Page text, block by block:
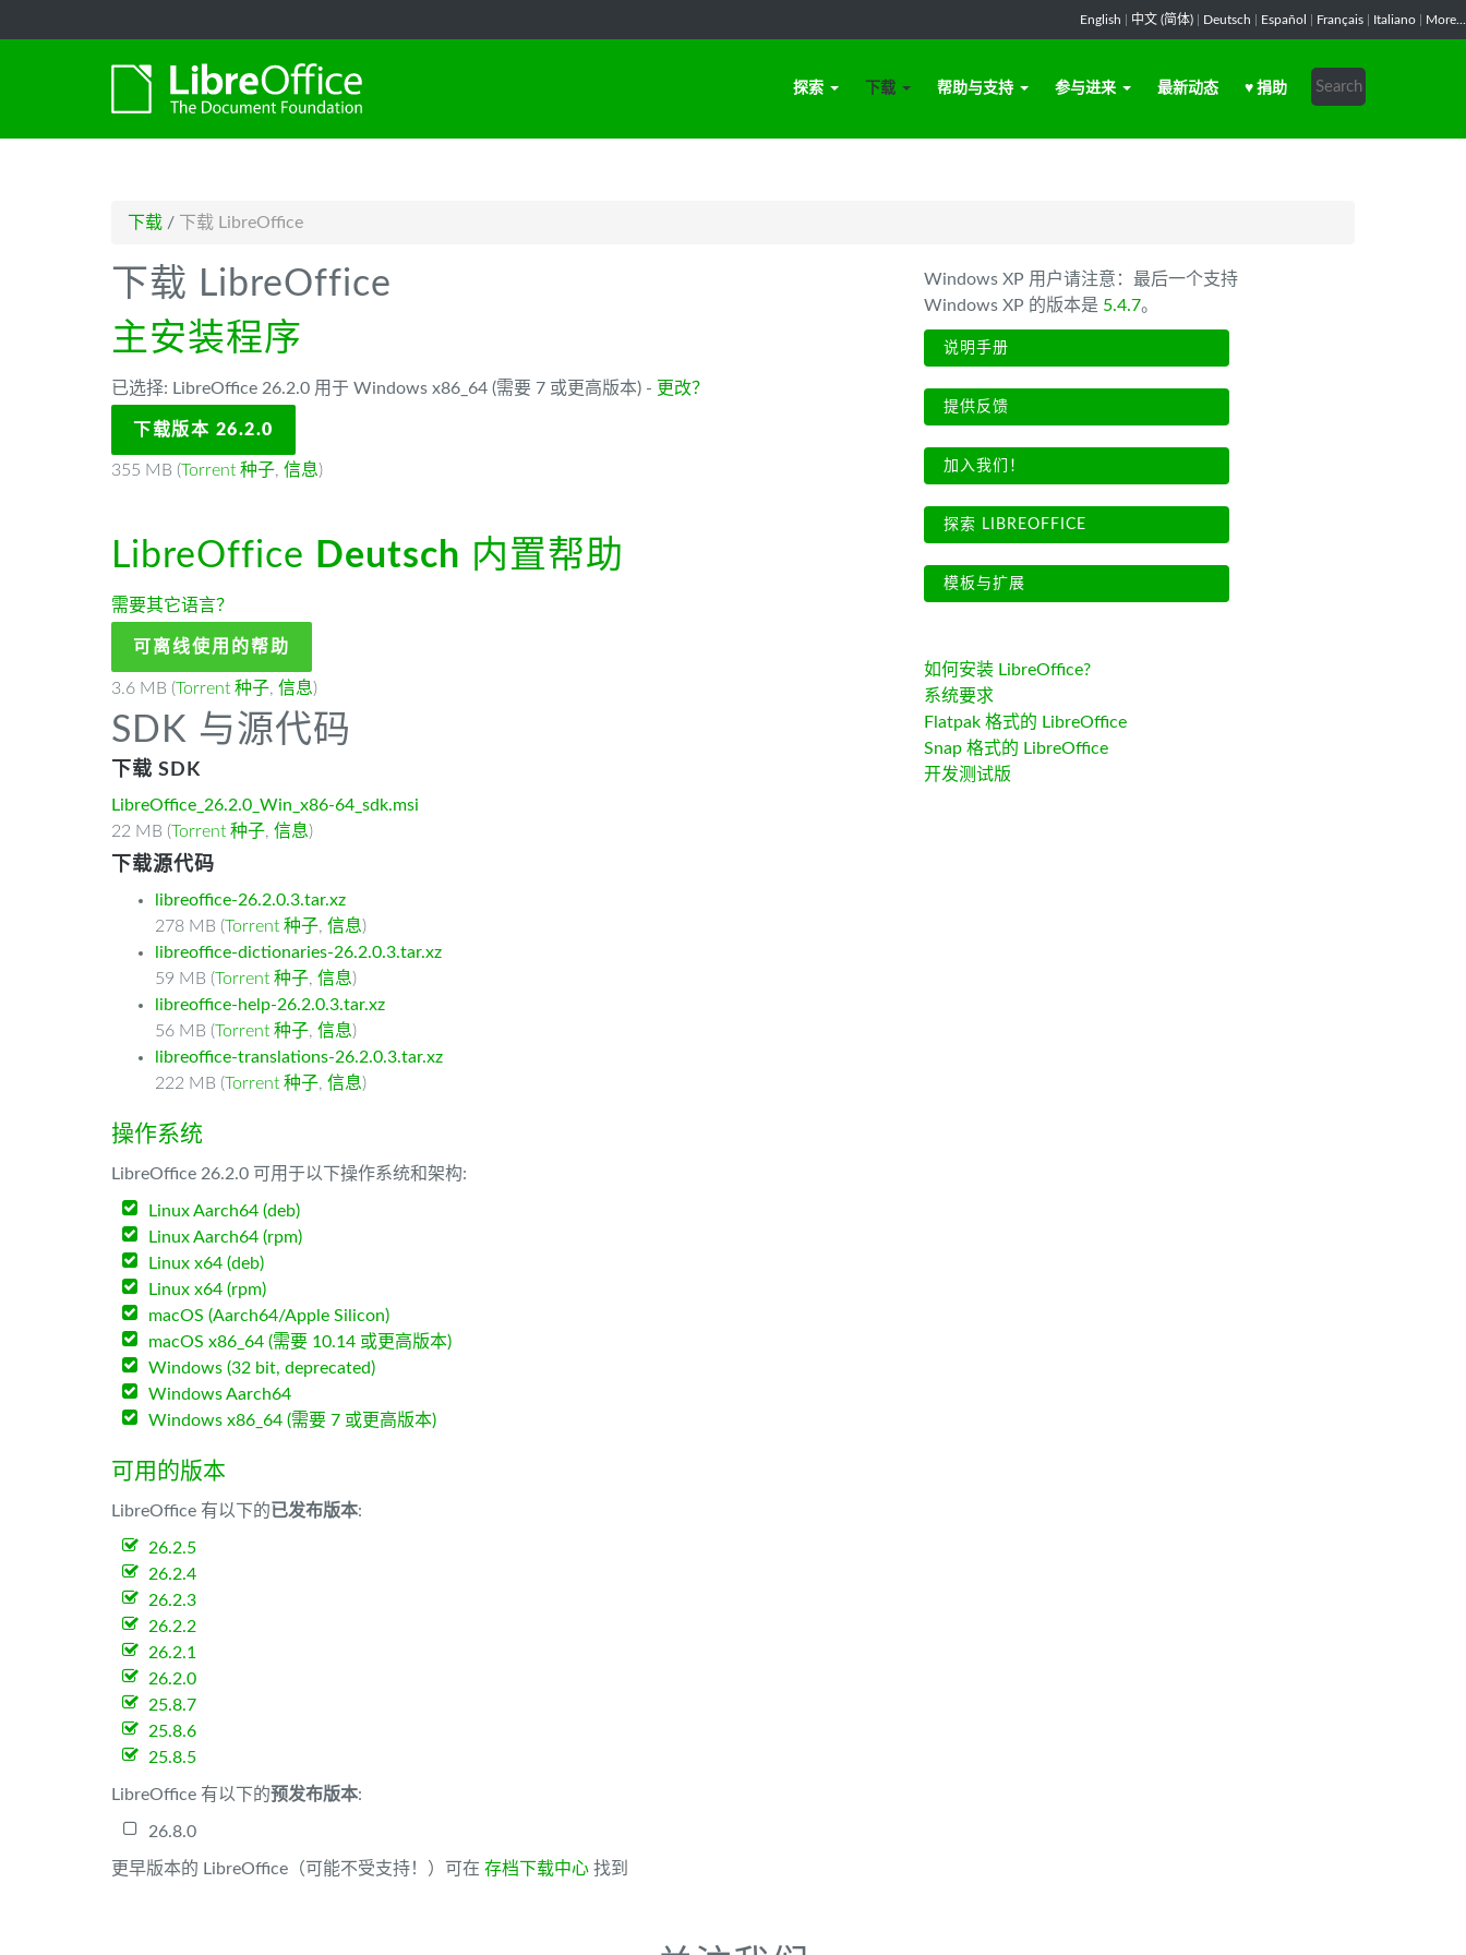
English 中文 (简体) Deutsch Español Français Italiano More...
探索 下载 帮助与支持 参与进来 最新动态 ♥ 捐助
下载 / 下载 LibreOffice
下载 LibreOffice
主安装程序
已选择: LibreOffice 26.2.0 用于 Windows x86_64 (需要 7 或更高版本) - 更改？
下载版本 26.2.0
355 MB (Torrent 种子, 信息)
LibreOffice Deutsch 内置帮助
需要其它语言？
可离线使用的帮助
3.6 MB (Torrent 种子, 信息)
SDK 与源代码
下载 SDK
LibreOffice_26.2.0_Win_x86-64_sdk.msi
22 MB (Torrent 种子, 信息)
下载源代码
libreoffice-26.2.0.3.tar.xz
278 MB (Torrent 种子, 信息)
libreoffice-dictionaries-26.2.0.3.tar.xz
59 MB (Torrent 种子, 信息)
libreoffice-help-26.2.0.3.tar.xz
56 MB (Torrent 种子, 信息)
libreoffice-translations-26.2.0.3.tar.xz
222 MB (Torrent 种子, 信息)
操作系统
LibreOffice 26.2.0 可用于以下操作系统和架构:
Linux Aarch64 (deb)
Linux Aarch64 (rpm)
Linux x64 (deb)
Linux x64 (rpm)
macOS (Aarch64/Apple Silicon)
macOS x86_64 (需要 10.14 或更高版本)
Windows (32 bit, deprecated)
Windows Aarch64
Windows x86_64 (需要 7 或更高版本)
可用的版本
LibreOffice 有以下的已发布版本:
26.2.5
26.2.4
26.2.3
26.2.2
26.2.1
26.2.0
25.8.7
25.8.6
25.8.5
LibreOffice 有以下的预发布版本:
26.8.0
更早版本的 LibreOffice（可能不受支持！）可在 存档下载中心 找到
Windows XP 用户请注意：最后一个支持
Windows XP 的版本是 5.4.7。
说明手册
提供反馈
加入我们！
探索 LIBREOFFICE
模板与扩展
如何安装 LibreOffice?
系统要求
Flatpak 格式的 LibreOffice
Snap 格式的 LibreOffice
开发测试版